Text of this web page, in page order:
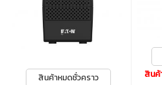
สินค้าหมดชั่วคราว
สินค้